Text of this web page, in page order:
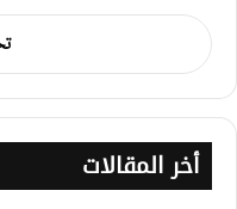
أخر المقالات